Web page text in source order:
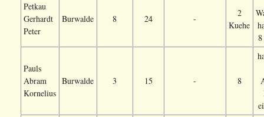
Petkau
Gerhardt
Peter
Burwalde 8 24 -
2
Kuehe
Pauls
Abram
Kornelius
Burwalde 3 15 - 8